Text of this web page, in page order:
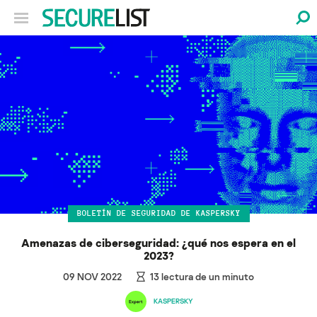
BOLETÍN DE SEGURIDAD DE KASPERSKY
Amenazas de ciberseguridad: ¿qué nos espera en el
2023?
09 NOV 2022 13lectura de un minuto
KASPERSKY